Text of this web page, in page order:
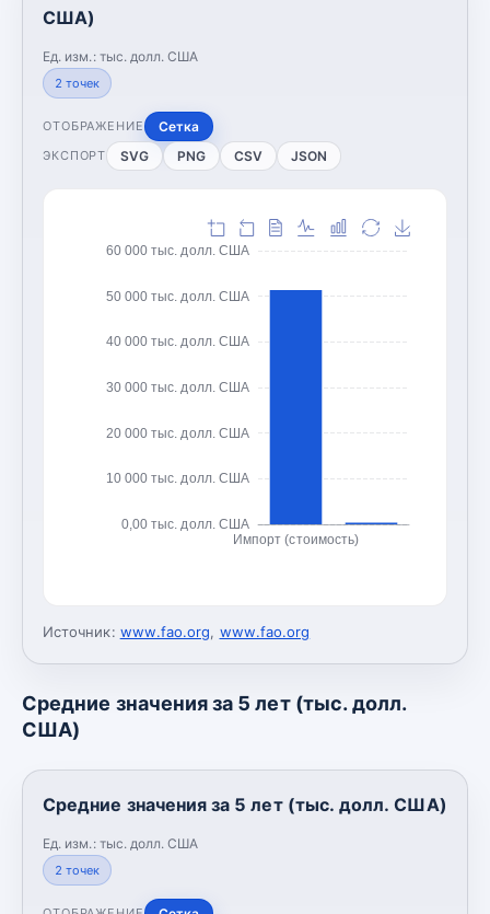
США)
Ед. изм.: тыс. долл. США
2 точек
ОТОБРАЖЕНИЕ Сетка
ЭКСПОРТ SVG PNG CSV JSON
0,00 тыс. долл. США
10 000 тыс. долл. США
20 000 тыс. долл. США
30 000 тыс. долл. США
40 000 тыс. долл. США
50 000 тыс. долл. США
60 000 тыс. долл. США
Импорт (стоимость)
Источник: www.fao.org, www.fao.org
Средние значения за 5 лет (тыс. долл.
США)
Средние значения за 5 лет (тыс. долл. США)
Ед. изм.: тыс. долл. США
2 точек